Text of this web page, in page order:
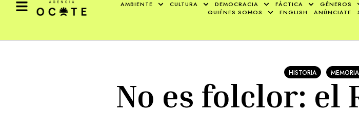
AMBIENTE CULTURA DEMOCRACIA FÁCTICA GÉNEROS
QUIÉNES SOMOS
ENGLISH ANÚNCIATE
HISTORIA
No es folclor: el